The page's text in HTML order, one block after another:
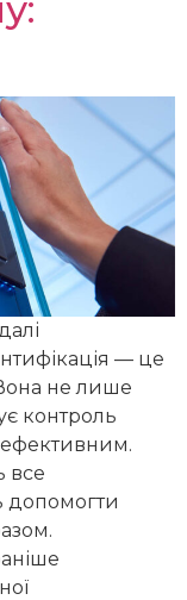
— це
не лише
контроль
ефективним.
все
допомогти